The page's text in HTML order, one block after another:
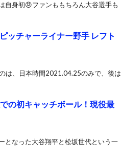
身初😠ファンももちろん大谷選手も
ッチャーライナー野手 レフト
は、日本時間2021.04.25のみで、後は
の初キャッチボール！現役最
となった大谷翔平と松坂世代という一